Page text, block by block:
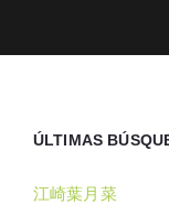
ÚLTIMAS
江崎葉月菜